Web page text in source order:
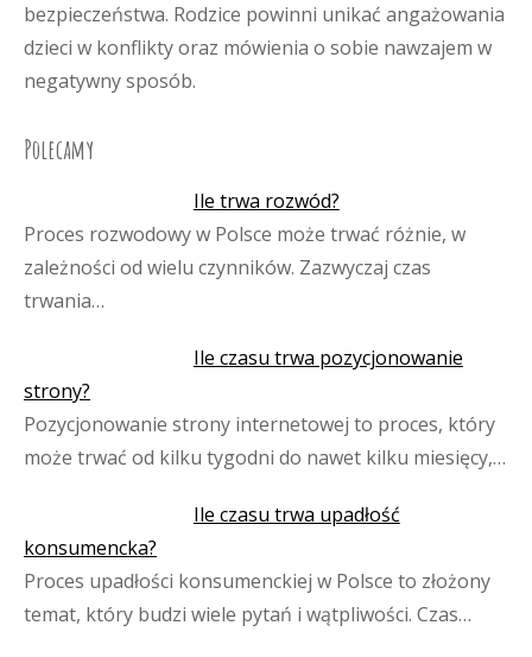
bezpieczeństwa. Rodzice powinni unikać angażowania
dzieci w konflikty oraz mówienia o sobie nawzajem w
negatywny sposób.
Polecamy
Ile trwa rozwód?
Proces rozwodowy w Polsce może trwać różnie, w
zależności od wielu czynników. Zazwyczaj czas
trwania…
Ile czasu trwa pozycjonowanie
strony?
Pozycjonowanie strony internetowej to proces, który
może trwać od kilku tygodni do nawet kilku miesięcy,…
Ile czasu trwa upadłość
konsumencka?
Proces upadłości konsumenckiej w Polsce to złożony
temat, który budzi wiele pytań i wątpliwości. Czas…